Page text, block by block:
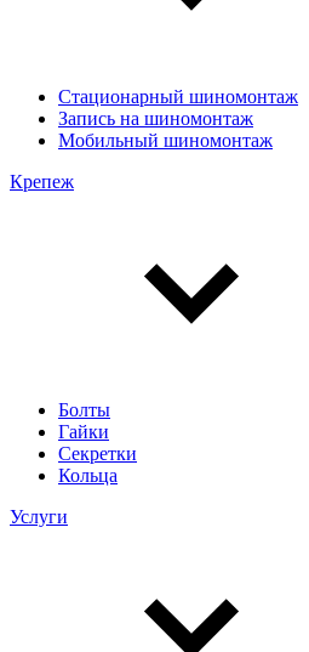
Стационарный шиномонтаж
Запись на шиномонтаж
Мобильный шиномонтаж
Крепеж
Болты
Гайки
Секретки
Кольца
Услуги